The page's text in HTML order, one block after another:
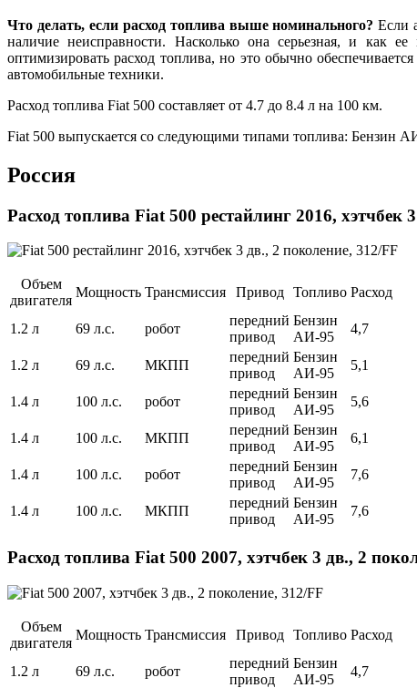
Что делать, если расход топлива выше номинального? Если
наличие неисправности. Насколько она серьезная, и как
оптимизировать расход топлива, но это обычно
автомобильные техники.
Расход топлива Fiat 500 составляет от 4.7 до 8.4 л на 100 км.
Fiat 500 выпускается со следующими типами топлива: Бензин
Россия
Расход топлива Fiat 500 рестайлинг 2016, хэтчбек
Объем
двигателя
Мощность Трансмиссия Привод Топливо Расход
1.2 л 69 л.с. робот
передний
привод
Бензин
АИ-95
4,7
1.2 л 69 л.с. МКПП
передний
привод
Бензин
АИ-95
5,1
1.4 л 100 л.с. робот
передний
привод
Бензин
АИ-95
5,6
1.4 л 100 л.с. МКПП
передний
привод
Бензин
АИ-95
6,1
1.4 л 100 л.с. робот
передний
привод
Бензин
АИ-95
7,6
1.4 л 100 л.с. МКПП
передний
привод
Бензин
АИ-95
7,6
Расход топлива Fiat 500 2007, хэтчбек 3 дв., 2
Объем
двигателя
Мощность Трансмиссия Привод Топливо Расход
1.2 л 69 л.с. робот
передний
привод
Бензин
АИ-95
4,7